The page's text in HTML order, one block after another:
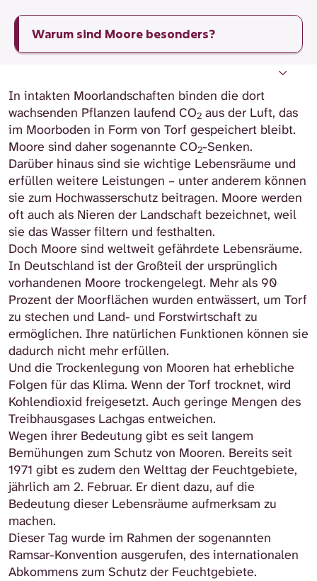
Warum sind Moore besonders?
Welche "Dienstleistungen" erbringen Moore?
In intakten Moorlandschaften binden die dort
wachsenden Pflanzen laufend CO2 aus der Luft, das
im Moorboden in Form von Torf gespeichert bleibt.
Moore sind daher sogenannte CO2-Senken.
Darüber hinaus sind sie wichtige Lebensräume und
erfüllen weitere Leistungen – unter anderem können
sie zum Hochwasserschutz beitragen. Moore werden
oft auch als Nieren der Landschaft bezeichnet, weil
sie das Wasser filtern und festhalten.
Doch Moore sind weltweit gefährdete Lebensräume.
In Deutschland ist der Großteil der ursprünglich
vorhandenen Moore trockengelegt. Mehr als 90
Prozent der Moorflächen wurden entwässert, um Torf
zu stechen und Land- und Forstwirtschaft zu
ermöglichen. Ihre natürlichen Funktionen können sie
dadurch nicht mehr erfüllen.
Und die Trockenlegung von Mooren hat erhebliche
Folgen für das Klima. Wenn der Torf trocknet, wird
Kohlendioxid freigesetzt. Auch geringe Mengen des
Treibhausgases Lachgas entweichen.
Wegen ihrer Bedeutung gibt es seit langem
Bemühungen zum Schutz von Mooren. Bereits seit
1971 gibt es zudem den Welttag der Feuchtgebiete,
jährlich am 2. Februar. Er dient dazu, auf die
Bedeutung dieser Lebensräume aufmerksam zu
machen.
Dieser Tag wurde im Rahmen der sogenannten
Ramsar-Konvention ausgerufen, des internationalen
Abkommens zum Schutz der Feuchtgebiete.